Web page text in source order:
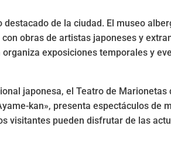
de la ciudad. El museo
obras de artistas japoneses y
exposiciones temporales y
japonesa, el Teatro de Marionetas
kan», presenta espectáculos de
visitantes pueden disfrutar de las